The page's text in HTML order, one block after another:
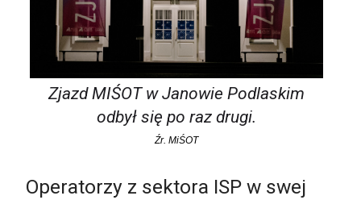
Zjazd MIŚOT w Janowie Podlaskim
odbył się po raz drugi.
Źr. MiŚOT
Operatorzy z sektora ISP w swej